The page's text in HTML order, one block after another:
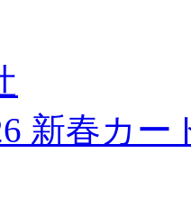
新春カ